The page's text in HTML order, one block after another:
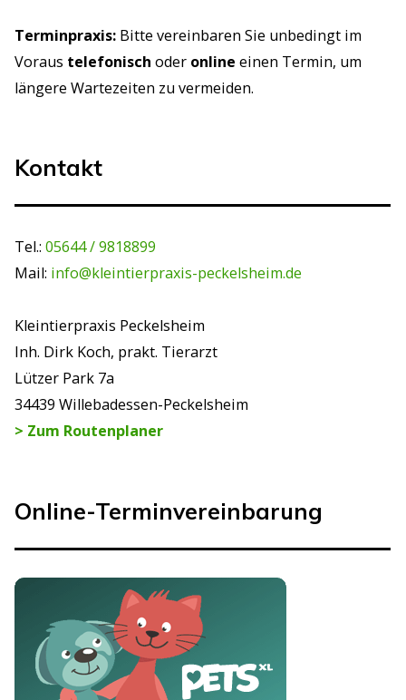
Terminpraxis: Bitte vereinbaren Sie unbedingt im
Voraus telefonisch oder online einen Termin, um
längere Wartezeiten zu vermeiden.
Kontakt
Tel.:05644 / 9818899
Mail: info@kleintierpraxis-peckelsheim.de
Kleintierpraxis Peckelsheim
Inh. Dirk Koch, prakt. Tierarzt
Lützer Park 7a
34439 Willebadessen-Peckelsheim
> Zum Routenplaner
Online-Terminvereinbarung